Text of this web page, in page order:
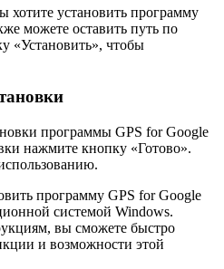
хотите установить программу
можете оставить путь по
«Установить», чтобы
программы GPS for Google
нажмите кнопку «Готово».
программу GPS for Google
системой Windows.
вы сможете быстро
и возможности этой